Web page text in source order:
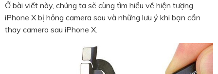
Ở bài viết này, chúng ta sẽ cùng tìm hiểu về hiện tượng
iPhone X bị hỏng camera sau và những lưu ý khi bạn cần
thay camera sau iPhone X.